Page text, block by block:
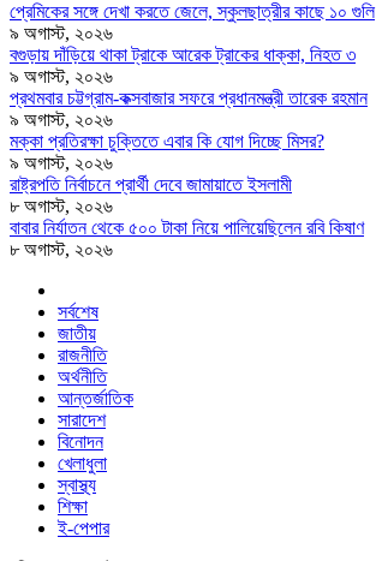
প্রেমিকের সঙ্গে দেখা করতে জেলে, স্কুলছাত্রীর কাছে ১০ গুলি
৯ অগাস্ট, ২০২৬
বগুড়ায় দাঁড়িয়ে থাকা ট্রাকে আরেক ট্রাকের ধাক্কা, নিহত ৩
৯ অগাস্ট, ২০২৬
প্রথমবার চট্টগ্রাম-কক্সবাজার সফরে প্রধানমন্ত্রী তারেক রহমান
৯ অগাস্ট, ২০২৬
মক্কা প্রতিরক্ষা চুক্তিতে এবার কি যোগ দিচ্ছে মিসর?
৯ অগাস্ট, ২০২৬
রাষ্ট্রপতি নির্বাচনে প্রার্থী দেবে জামায়াতে ইসলামী
৮ অগাস্ট, ২০২৬
বাবার নির্যাতন থেকে ৫০০ টাকা নিয়ে পালিয়েছিলেন রবি কিষাণ
৮ অগাস্ট, ২০২৬
সর্বশেষ
জাতীয়
রাজনীতি
অর্থনীতি
আন্তর্জাতিক
সারাদেশ
বিনোদন
খেলাধুলা
স্বাস্থ্য
শিক্ষা
ই-পেপার